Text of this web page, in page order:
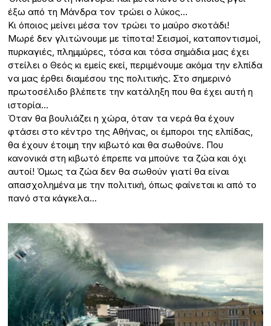
έξω από τη Μάνδρα τον τρώει ο λύκος…
Κι όποιος μείνει μέσα τον τρώει το μαύρο σκοτάδι!
Μωρέ δεν γλιτώνουμε με τίποτα! Σεισμοί, καταποντισμοί,
πυρκαγιές, πλημμύρες, τόσα και τόσα σημάδια μας έχει
στείλει ο Θεός κι εμείς εκεί, περιμένουμε ακόμα την ελπίδα
να μας έρθει διαμέσου της πολιτικής. Στο σημερινό
πρωτοσέλιδο βλέπετε την κατάληξη που θα έχει αυτή η
ιστορία…
Όταν θα βουλιάζει η χώρα, όταν τα νερά θα έχουν
φτάσει στο κέντρο της Αθήνας, οι έμποροι της ελπίδας,
θα έχουν έτοιμη την κιβωτό και θα σωθούνε. Που
κανονικά στη κιβωτό έπρεπε να μπούνε τα ζώα και όχι
αυτοί! Όμως τα ζώα δεν θα σωθούν γιατί θα είναι
απασχολημένα με την πολιτική, όπως φαίνεται κι από το
πανό στα κάγκελα…